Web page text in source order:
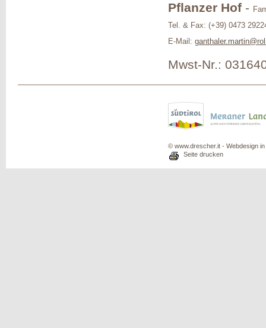
Pflanzer Hof -
Tel. & Fax: (+39) 0473
E-Mail:
Mwst-Nr.:
© www.drescher.it - Webdesign in
Seite drucken